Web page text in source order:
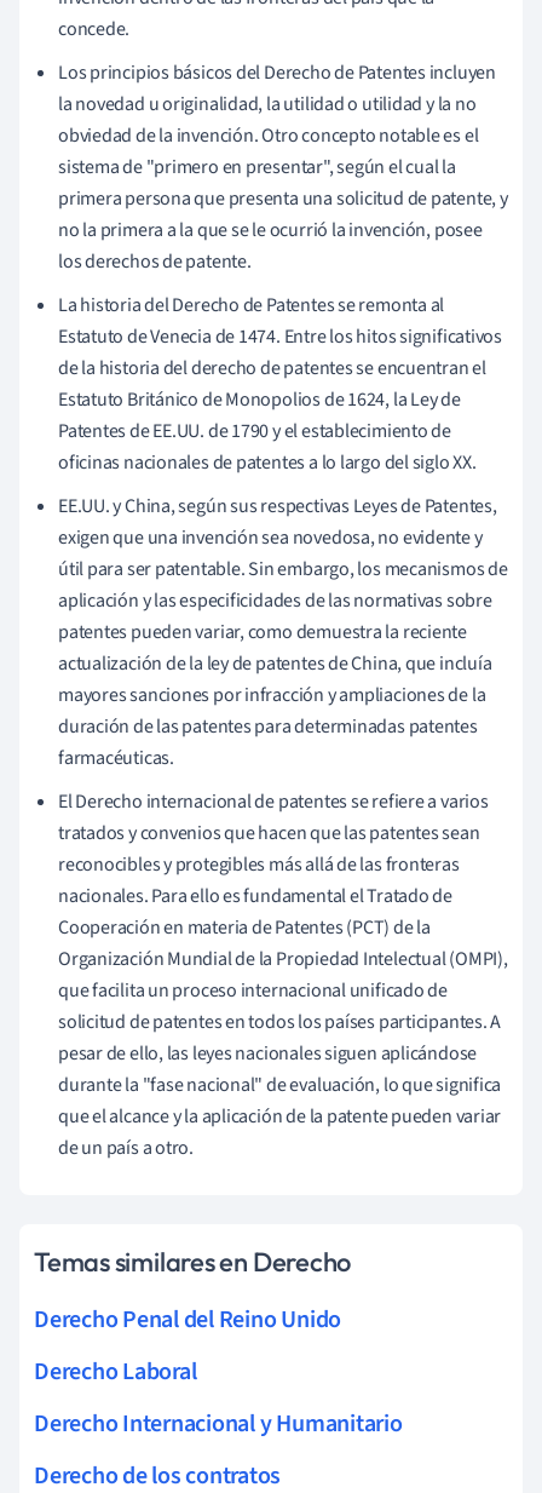
concede.
Los principios básicos del Derecho de Patentes incluyen
la novedad u originalidad, la utilidad o utilidad y la no
obviedad de la invención. Otro concepto notable es el
sistema de "primero en presentar", según el cual la
primera persona que presenta una solicitud de patente, y
no la primera a la que se le ocurrió la invención, posee
los derechos de patente.
La historia del Derecho de Patentes se remonta al
Estatuto de Venecia de 1474. Entre los hitos significativos
de la historia del derecho de patentes se encuentran el
Estatuto Británico de Monopolios de 1624, la Ley de
Patentes de EE.UU. de 1790 y el establecimiento de
oficinas nacionales de patentes a lo largo del siglo XX.
EE.UU. y China, según sus respectivas Leyes de Patentes,
exigen que una invención sea novedosa, no evidente y
útil para ser patentable. Sin embargo, los mecanismos de
aplicación y las especificidades de las normativas sobre
patentes pueden variar, como demuestra la reciente
actualización de la ley de patentes de China, que incluía
mayores sanciones por infracción y ampliaciones de la
duración de las patentes para determinadas patentes
farmacéuticas.
El Derecho internacional de patentes se refiere a varios
tratados y convenios que hacen que las patentes sean
reconocibles y protegibles más allá de las fronteras
nacionales. Para ello es fundamental el Tratado de
Cooperación en materia de Patentes (PCT) de la
Organización Mundial de la Propiedad Intelectual (OMPI),
que facilita un proceso internacional unificado de
solicitud de patentes en todos los países participantes. A
pesar de ello, las leyes nacionales siguen aplicándose
durante la "fase nacional" de evaluación, lo que significa
que el alcance y la aplicación de la patente pueden variar
de un país a otro.
Temas similares en Derecho
Derecho Penal del Reino Unido
Derecho Laboral
Derecho Internacional y Humanitario
Derecho de los contratos